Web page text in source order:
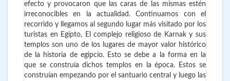
efecto y provocaron que las caras de las mismas estén
irreconocibles en la actualidad. Continuamos con el
recorrido y llegamos al segundo lugar más visitado por los
turistas en Egipto, El complejo religioso de Karnak y sus
templos son uno de los lugares de mayor valor histórico
de la historia de egipcio. Esto se debe a la forma en la
que se construía dichos templos en la época. Estos se
construían empezando por el santuario central y luego las